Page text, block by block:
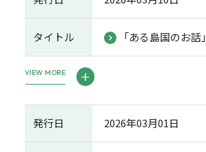
タイトル 「ある島国のお話」
VIEW MORE
発行日 2026年03月01日